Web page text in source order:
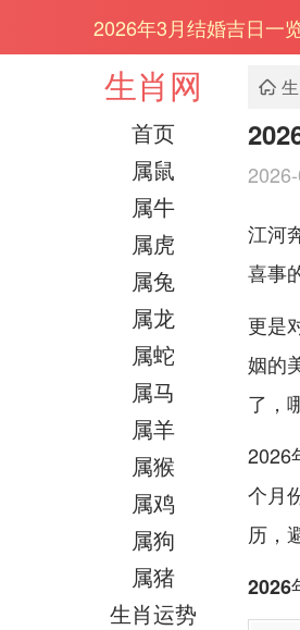
2026年3月结婚吉日一
生肖网
首页
属鼠
属牛
属虎
属兔
属龙
属蛇
属马
属羊
属猴
属鸡
属狗
属猪
生肖运势
江河
喜事
更是
姻的
了，
2026
个月
历，
2026